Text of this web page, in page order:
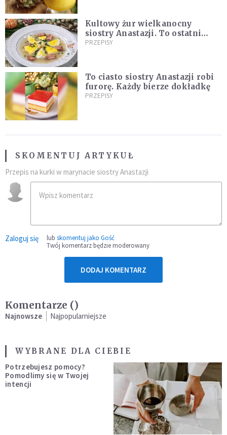
Kultowy żur wielkanocny
siostry Anastazji. To ostatni
moment, żeby go zrobić!
PRZEPISY
To ciasto siostry Anastazji robi
furorę. Każdy bierze dokładkę
PRZEPISY
SKOMENTUJ ARTYKUŁ
Przepis na kurki w marynacie siostry Anastazji
Zaloguj się lub skomentuj jako Gość
Twój komentarz będzie moderowany
DODAJ KOMENTARZ
Komentarze ()
Najnowsze Najpopularniejsze
WYBRANE DLA CIEBIE
Potrzebujesz pomocy?
Pomodlimy się w Twojej
intencji